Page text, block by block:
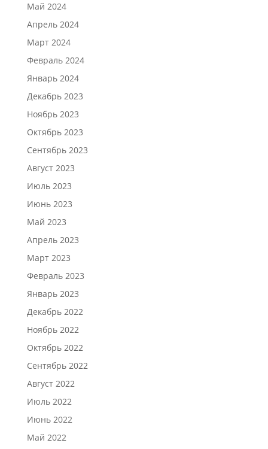
Май 2024
Апрель 2024
Март 2024
Февраль 2024
Январь 2024
Декабрь 2023
Ноябрь 2023
Октябрь 2023
Сентябрь 2023
Август 2023
Июль 2023
Июнь 2023
Май 2023
Апрель 2023
Март 2023
Февраль 2023
Январь 2023
Декабрь 2022
Ноябрь 2022
Октябрь 2022
Сентябрь 2022
Август 2022
Июль 2022
Июнь 2022
Май 2022